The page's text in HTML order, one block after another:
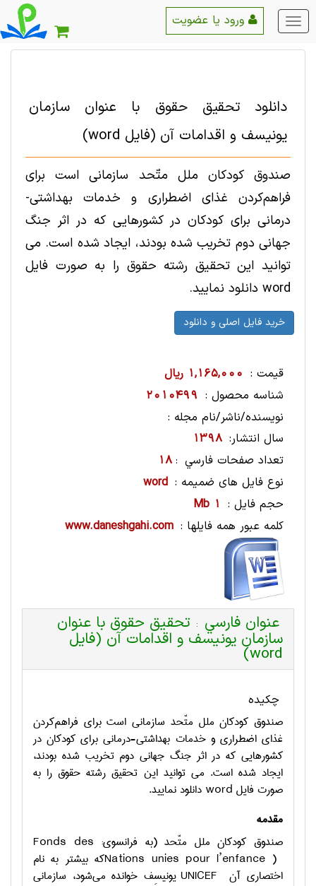
منو
اصلی
دانلود تحقیق حقوق با عنوان سازمان
یونیسف و اقدامات آن (فایل word)
صندوق کودکان ملل متّحد سازمانی است برای
فراهم‌کردن غذای اضطراری و خدمات بهداشتی-
درمانی برای کودکان در کشورهایی که در اثر جنگ
جهانی دوم تخریب شده بودند، ایجاد شده است. می
توانید این تحقیق رشته حقوق را به صورت فایل
word دانلود نمایید.
قیمت : 1,165,000 ریال
شناسه محصول : 2010499
نویسنده/ناشر/نام مجله :
سال انتشار: 1398
تعداد صفحات فارسي :
18
نوع فایل های ضمیمه : word
حجم فایل : 1 Mb
کلمه عبور همه فایلها : www.daneshgahi.com
عنوان فارسي : تحقیق حقوق با عنوان
سازمان یونیسف و اقدامات آن (فایل
word)
چکیده
صندوق کودکان ملل متّحد سازمانی است برای فراهم‌کردن
غذای اضطراری و خدمات بهداشتی-درمانی برای کودکان در
کشورهایی که در اثر جنگ جهانی دوم تخریب شده بودند،
ایجاد شده است. می توانید این تحقیق رشته حقوق را به
صورت فایل word دانلود نمایید.
مقدمه
صندوق کودکان ملل متّحد (به فرانسوی: Fonds des
Nations unies pour l’enfance )که بیشتر به نام
اختصاری آن
UNICEF یونیسِف خوانده می‌شود، سازمانی